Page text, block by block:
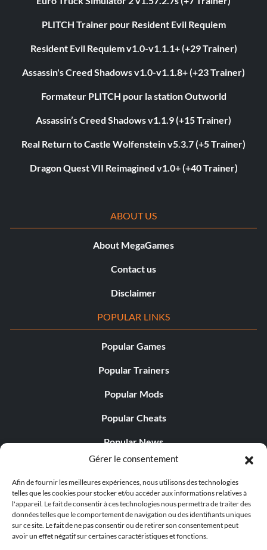
Gérer le consentement
Afin de fournir les meilleures expériences, nous utilisons des technologies
telles que les cookies pour stocker et/ou accéder aux informations relatives à
l'appareil. Le fait de consentir à ces technologies nous permettra de traiter des
données telles que le comportement de navigation ou des identifiants uniques
sur ce site. Le fait de ne pas consentir ou de retirer son consentement peut
avoir un effet négatif sur certaines caractéristiques et fonctions.
PLITCH Trainer pour Resident Evil Requiem
Resident Evil Requiem v1.0-v1.1.1+ (+29 Trainer)
Assassin's Creed Shadows v1.0-v1.1.8+ (+23 Trainer)
Formateur PLITCH pour la station Outworld
Assassin’s Creed Shadows v1.1.9 (+15 Trainer)
Real Return to Castle Wolfenstein v5.3.7 (+5 Trainer)
Dragon Quest VII Reimagined v1.0+ (+40 Trainer)
ABOUT US
About MegaGames
Contact us
Disclaimer
POPULAR LINKS
Popular Games
Popular Trainers
Popular Mods
Popular Cheats
Popular News
Popular Editorials
Popular Free Games
LATEST UPDATES